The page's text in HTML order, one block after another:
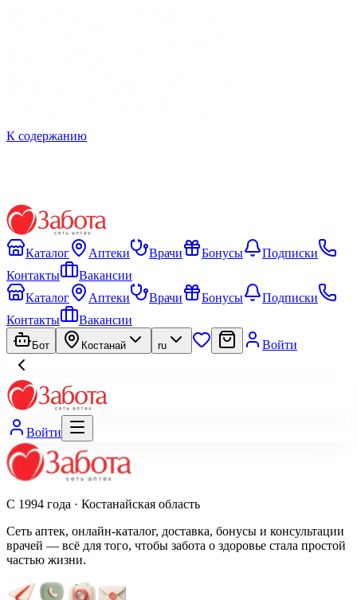
К содержанию
Каталог Аптеки Врачи Бонусы
Подписки
Контакты
Вакансии
Каталог
Аптеки Врачи Бонусы
Подписки
Контакты
Вакансии
Бот Костанай ru Войти
Войти
С 1994 года · Костанайская область
Сеть аптек, онлайн-каталог, доставка, бонусы и консультации
врачей — всё для того, чтобы забота о здоровье стала простой
частью жизни.